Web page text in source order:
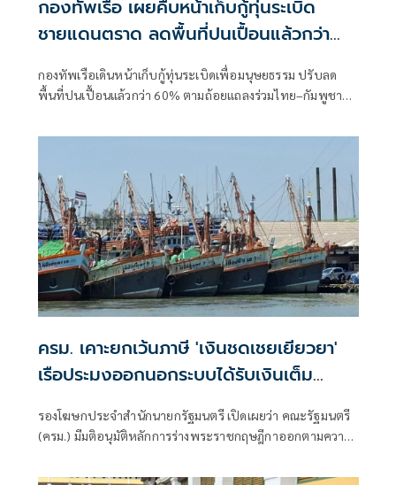
กองทัพเรือ เผยคืบหน้าเก็บกู้ทุ่นระเบิด
ชายแดนตราด ลดพื้นที่ปนเปื้อนแล้วกว่า
กองทัพเรือเดินหน้าเก็บกู้ทุ่นระเบิดเพื่อมนุษยธรรม ปรับลด
พื้นที่ปนเปื้อนแล้วกว่า 60% ตามถ้อยแถลงร่วมไทย–กัมพูชา
ครม. เคาะยกเว้นภาษี 'เงินชดเชยเยียวยา'
เรือประมงออกนอกระบบได้รับเงินเต็ม
รองโฆษกประจำสำนักนายกรัฐมนตรี เปิดเผยว่า คณะรัฐมนตรี
(ครม.) มีมติอนุมัติหลักการร่างพระราชกฤษฎีกาออกตามความ
เงินได้บุคคลธรรมดาและภาษีเงินได้นิติบุคคลสำหรับเงินชดเชย